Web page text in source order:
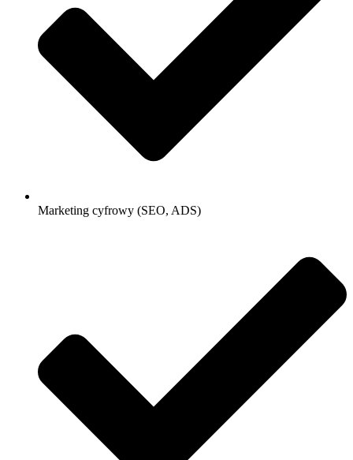
Marketing cyfrowy (SEO, ADS)